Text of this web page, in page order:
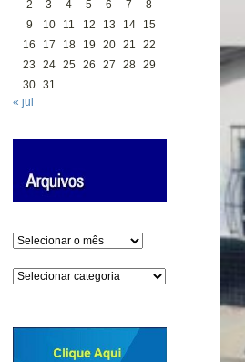
2
3 4 5 6 7
8
9
10 11 12 13 14
15
16
17 18 19 20 21
22
23
24 25 26 27 28 29
30 31
« jul
Arquivos
Categorias